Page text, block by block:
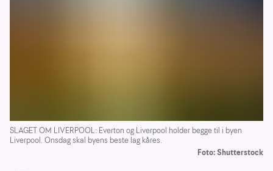
SLAGET OM LIVERPOOL: Everton og Liverpool holder begge til i byen
Liverpool. Onsdag skal byens beste lag kåres.
Foto: Shutterstock